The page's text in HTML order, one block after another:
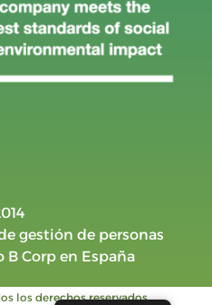
gestión de personas
Corp en España
los derechos reservados.